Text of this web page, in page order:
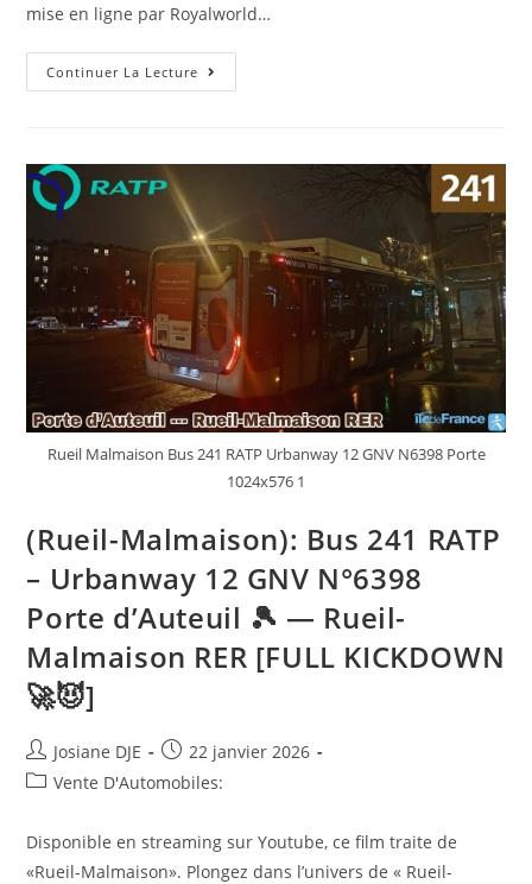
mise en ligne par Royalworld…
Continuer La Lecture Secrets
At
Rueil Malmaison Bus 241 RATP Urbanway 12 GNV N6398 Porte
1024x576 1
(Rueil-Malmaison): Bus 241 RATP
– Urbanway 12 GNV N°6398
Porte d’Auteuil 🎾 — Rueil-
Malmaison RER [FULL KICKDOWN
🚀😈]
Auteur/autrice
de
Josiane DJE
Post
published:
22 janvier 2026
PostVente D'Automobiles:
Disponible en streaming sur Youtube, ce film traite de
«Rueil-Malmaison». Plongez dans l’univers de « Rueil-